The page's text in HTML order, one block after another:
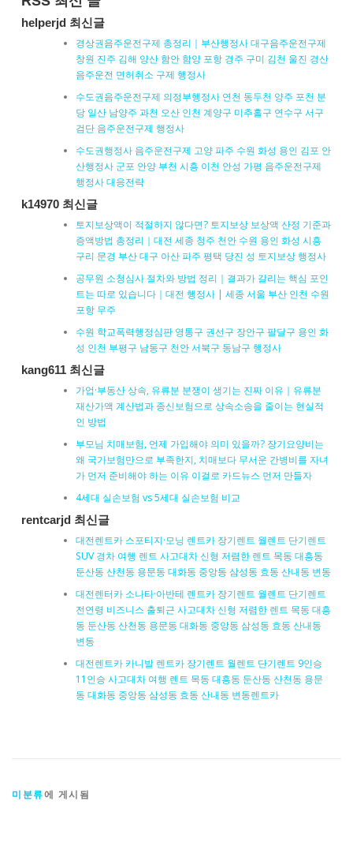
helperjd 최신글
경상권음주운전구제 총정리｜부산행정사 대구음주운전구제
창원 진주 김해 양산 함안 함양 포항 경주 구미 김천 울진 경산
음주운전 면허취소 구제 행정사
수도권음주운전구제 의정부행정사 연천 동두천 양주 포천 분
당 일산 남양주 과천 오산 인천 계양구 미추홀구 연수구 서구
검단 음주운전구제 행정사
수도권행정사 음주운전구제 고양 파주 수원 화성 용인 김포 안
산행정사 군포 안양 부천 시흥 이천 안성 가평 음주운전구제
행정사 대응전략
k14970 최신글
토지보상액이 적절하지 않다면? 토지보상 보상액 산정 기준과
증액방법 총정리｜대전 세종 청주 천안 수원 용인 화성 시흥
구리 문경 부산 대구 아산 파주 평택 당진 성 토지보상 행정사
공무원 소청심사 절차와 방법 정리｜결과가 갈리는 핵심 포인
트는 따로 있습니다｜대전 행정사 | 세종 서울 부산 인천 수원
포항 무주
수원 학교폭력행정심판 영통구 권선구 장안구 팔달구 용인 화
성 인천 부평구 남동구 천안 서북구 동남구 행정사
kang611 최신글
가업·부동산 상속, 유류분 분쟁이 생기는 진짜 이유｜유류분
재산가액 계산법과 종신보험으로 상속소송을 줄이는 현실적
인 방법
부모님 치매보험, 언제 가입해야 의미 있을까? 장기요양비는
왜 국가보험만으로 부족한지, 치매보다 무서운 간병비를 자녀
가 먼저 준비해야 하는 이유 이걸로 카드뉴스 먼저 만들자
4세대 실손보험 vs 5세대 실손보험 비교
rentcarjd 최신글
대전렌트카 스포티지·모닝 렌트카 장기렌트 월렌트 단기렌트
SUV 경차 여행 렌트 사고대차 신형 저렴한 렌트 목동 대흥동
둔산동 산천동 용문동 대화동 중앙동 삼성동 효동 산내동 변동
대전렌터카 소나타·아반테 렌트카 장기렌트 월렌트 단기렌트
전연령 비즈니스 출퇴근 사고대차 신형 저렴한 렌트 목동 대흥
동 둔산동 산천동 용문동 대화동 중앙동 삼성동 효동 산내동
변동
대전렌트카 카니발 렌트카 장기렌트 월렌트 단기렌트 9인승
11인승 사고대차 여행 렌트 목동 대흥동 둔산동 산천동 용문
동 대화동 중앙동 삼성동 효동 산내동 변동렌트카
미분류에 게시됨